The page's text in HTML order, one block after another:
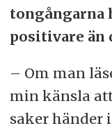
tongångarna
positivare än
– Om man
min känsla
saker händer